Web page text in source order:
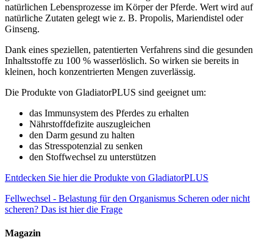
natürlichen Lebensprozesse im Körper der Pferde. Wert wird auf
natürliche Zutaten gelegt wie z. B. Propolis, Mariendistel oder
Ginseng.
Dank eines speziellen, patentierten Verfahrens sind die gesunden
Inhaltsstoffe zu 100 % wasserlöslich. So wirken sie bereits in
kleinen, hoch konzentrierten Mengen zuverlässig.
Die Produkte von GladiatorPLUS sind geeignet um:
das Immunsystem des Pferdes zu erhalten
Nährstoffdefizite auszugleichen
den Darm gesund zu halten
das Stresspotenzial zu senken
den Stoffwechsel zu unterstützen
Entdecken Sie hier die Produkte von GladiatorPLUS
Fellwechsel - Belastung für den Organismus Scheren oder nicht
scheren? Das ist hier die Frage
Magazin